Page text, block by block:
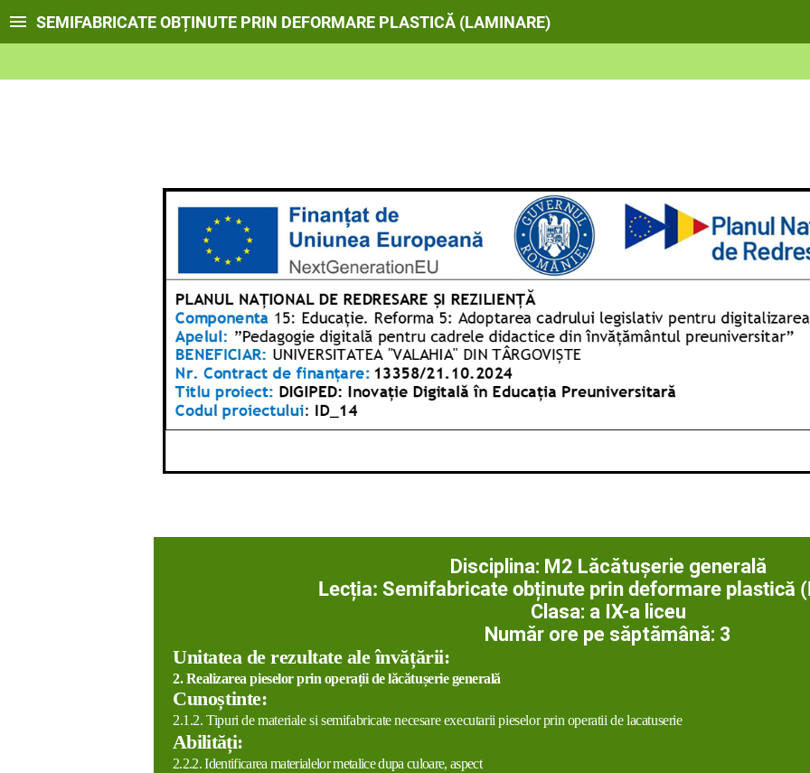
SEMIFABRICATE OBȚINUTE PRIN DEFORMARE PLASTICĂ (LAMINARE)
Disciplina: M2 Lăcătușerie generală
Lecția: Semifabricate obținute prin deformare plastică
Clasa: a IX-a liceu
Număr ore pe săptămână: 3
Unitatea de rezultate ale învățării:
2. Realizarea pieselor prin operații de lăcătușerie generală
Cunoștinte:
2.1.2. Tipuri de materiale si semifabricate necesare executarii pieselor prin operatii de lacatuserie
Abilități:
2.2.2. Identificarea materialelor metalice dupa culoare, aspect